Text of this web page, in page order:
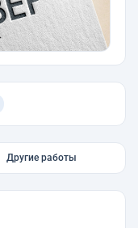
Другие работы